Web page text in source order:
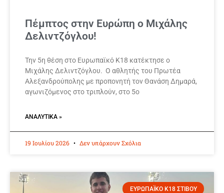
Πέμπτος στην Ευρώπη ο Μιχάλης
Δελιντζόγλου!
Την 5η θέση στο Ευρωπαϊκό Κ18 κατέκτησε ο
Μιχάλης Δελιντζόγλου. Ο αθλητής του Πρωτέα
Αλεξανδρούπολης με προπονητή τον Θανάση Δημαρά,
αγωνιζόμενος στο τριπλούν, στο 5ο
ΑΝΑΛΥΤΙΚΆ »
19 Ιουλίου 2026 Δεν υπάρχουν Σχόλια
ΕΥΡΩΠΑΪΚΟ Κ18 ΣΤΙΒΟΥ